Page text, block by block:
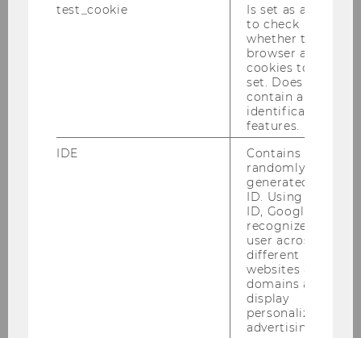
Wirtschaftskommunikation
(Foreign Language Business
Jürgen Essletzbichler
Volkswirtschaft (Economics)
test_cookie
Is set as a test
to check
whether the
browser allows
cookies to be
set. Does not
contain any
identification
features.
IDE
Contains a
randomly
generated user
ID. Using this
ID, Google can
recognize the
user across
different
websites across
domains and
display
personalized
advertising.